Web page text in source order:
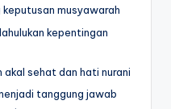
musyawarah
kepentingan
sehat dan hati nurani
tanggung jawab